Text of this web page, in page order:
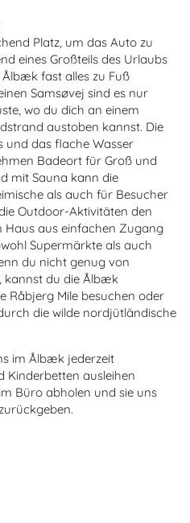
Platz, um das Auto zu
eines Großteils des Urlaubs
fast alles zu Fuß
Samsøvej sind es nur
wo du dich an einem
austoben kannst. Die
und das flache Wasser
Badeort für Groß und
mit Sauna kann die
als auch für Besucher
Outdoor-Aktivitäten den
Haus aus einfachen Zugang
Supermärkte als auch
du nicht genug von
kannst du die Ålbæk
Råbjerg Mile besuchen oder
die wilde nordjütländische
im Ålbæk jederzeit
Kinderbetten ausleihen
Büro abholen und sie uns